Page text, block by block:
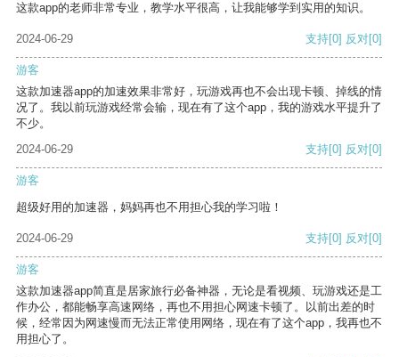
这款app的老师非常专业，教学水平很高，让我能够学到实用的知识。
2024-06-29 支持[0] 反对[0]
游客
这款加速器app的加速效果非常好，玩游戏再也不会出现卡顿、掉线的情
况了。我以前玩游戏经常会输，现在有了这个app，我的游戏水平提升了
不少。
2024-06-29
支持[0] 反对[0]
游客
超级好用的加速器，妈妈再也不用担心我的学习啦！
2024-06-29 支持[0] 反对[0]
游客
这款加速器app简直是居家旅行必备神器，无论是看视频、玩游戏还是工
作办公，都能畅享高速网络，再也不用担心网速卡顿了。以前出差的时
候，经常因为网速慢而无法正常使用网络，现在有了这个app，我再也不
用担心了。